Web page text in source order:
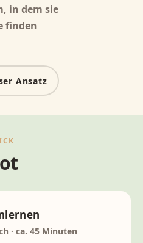
in dem sie
finden
Ansatz
· ca. 45 Minuten